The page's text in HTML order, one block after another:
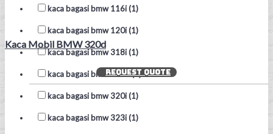
kaca bagasi bmw 116i (1)
kaca bagasi bmw 120i (1)
kaca bagasi bmw 318i (1)
kaca bagasi bmw 320d (1)
kaca bagasi bmw 320i (1)
kaca bagasi bmw 323i (1)
Kaca Mobil BMW 320d
REQUEST QUOTE